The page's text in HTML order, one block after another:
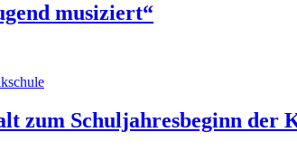
musiziert“
zum Schuljahresbeginn der